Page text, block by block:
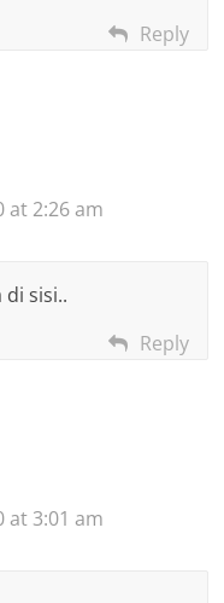
Reply
at 2:26 am
sisi..
Reply
at 3:01 am